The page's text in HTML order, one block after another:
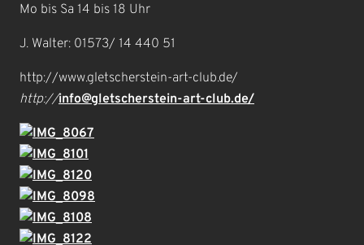
Mo bis Sa 14 bis 18 Uhr
J. Walter: 01573/ 14 440 51
http://www.gletscherstein-art-club.de/
http://info@gletscherstein-art-club.de/